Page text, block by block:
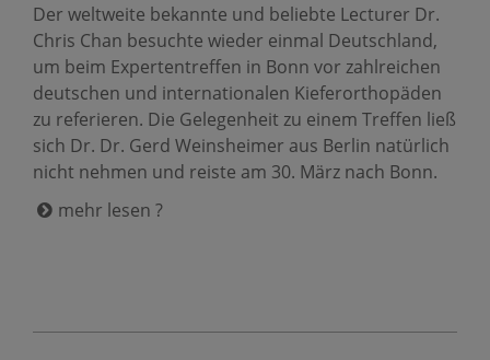
Der weltweite bekannte und beliebte Lecturer Dr.
Chris Chan besuchte wieder einmal Deutschland,
um beim Expertentreffen in Bonn vor zahlreichen
deutschen und internationalen Kieferorthopäden
zu referieren. Die Gelegenheit zu einem Treffen ließ
sich Dr. Dr. Gerd Weinsheimer aus Berlin natürlich
nicht nehmen und reiste am 30. März nach Bonn.
mehr lesen ?